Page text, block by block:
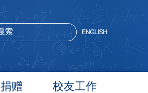
捐赠 校友工作